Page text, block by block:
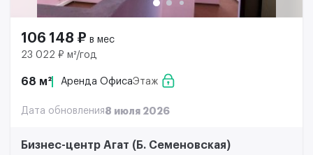
106 148 ₽ в мес
23 022 ₽ м²/год
68 м² Аренда ОфисаЭтаж
Дата обновления8 июля 2026
Бизнес-центр Агат (Б. Семеновская)